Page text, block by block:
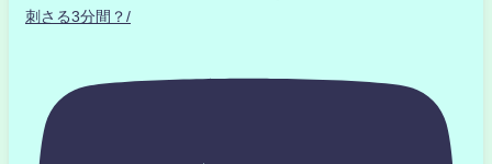
刺さる3分間？/